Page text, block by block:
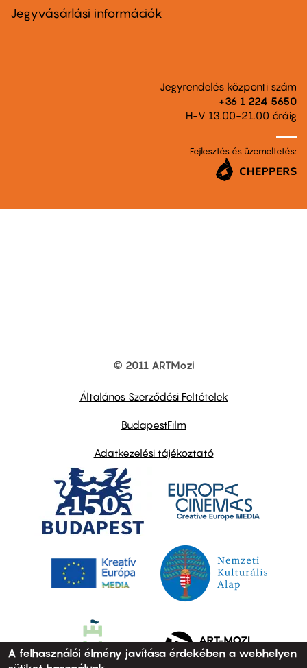
second
Jegyvásárlási információk
Jegyrendelés központi szám
+36 1 224 5650
H-V 13.00-21.00 óráig
Fejlesztés és üzemeltetés:
© 2011 ARTMozi
Általános Szerződési Feltételek
BudapestFilm
Adatkezelési tájékoztató
A felhasználói élmény javítása érdekében a webhelyen